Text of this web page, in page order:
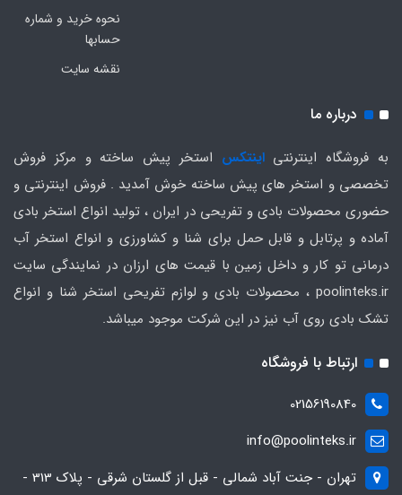
نحوه خرید و شماره
حسابها
نقشه سایت
درباره ما
به فروشگاه اینترنتیاینتکس استخر پیش ساخته و مرکز فروش
تخصصی و استخر های پیش ساخته خوش آمدید . فروش اینترنتی و
حضوری محصولات بادی و تفریحی در ایران ، تولید انواع استخر بادی
آماده و پرتابل و قابل حمل برای شنا و کشاورزی و انواع استخر آب
درمانی تو کار و داخل زمین با قیمت های ارزان در نمایندگی سایت
poolinteks.ir ، محصولات بادی و لوازم تفریحی استخر شنا و انواع
تشک بادی روی آب نیز در این شرکت موجود میباشد.
ارتباط با فروشگاه
02156190840
info@poolinteks.ir
تهران - جنت آباد شمالی - قبل از گلستان شرقی - پلاک 313 -